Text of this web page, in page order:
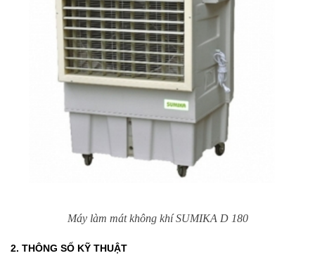
Máy làm mát không khí SUMIKA D 180
2. THÔNG SỐ KỸ THUẬT